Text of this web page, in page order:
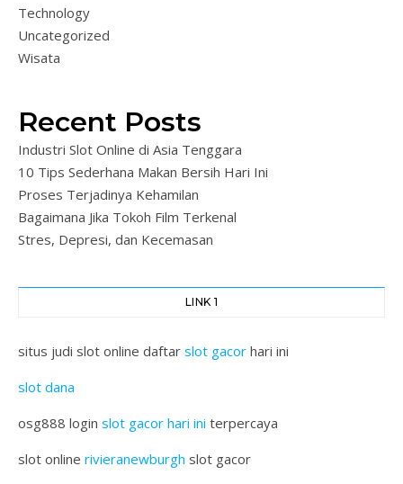
Technology
Uncategorized
Wisata
Recent Posts
Industri Slot Online di Asia Tenggara
10 Tips Sederhana Makan Bersih Hari Ini
Proses Terjadinya Kehamilan
Bagaimana Jika Tokoh Film Terkenal
Stres, Depresi, dan Kecemasan
LINK 1
situs judi slot online daftar slot gacor hari ini
slot dana
osg888 login slot gacor hari ini terpercaya
slot online rivieranewburgh slot gacor